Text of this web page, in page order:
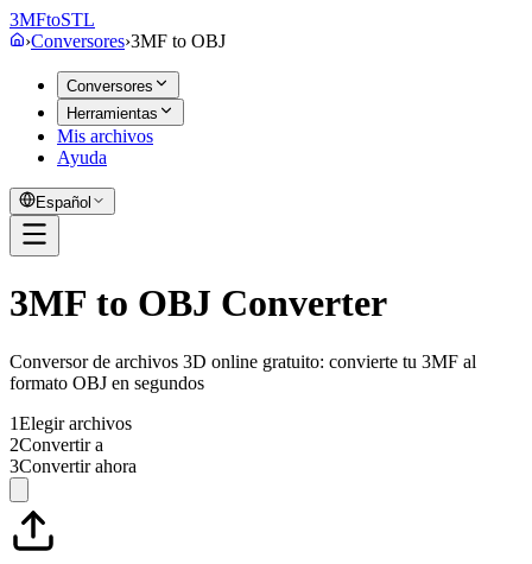
3MFtoSTL
›Conversores›3MF to OBJ
Conversores
Herramientas
Mis archivos
Ayuda
Español
3MF to OBJ Converter
Conversor de archivos 3D online gratuito: convierte tu 3MF al
formato OBJ en segundos
1Elegir archivos
2Convertir a
3Convertir ahora